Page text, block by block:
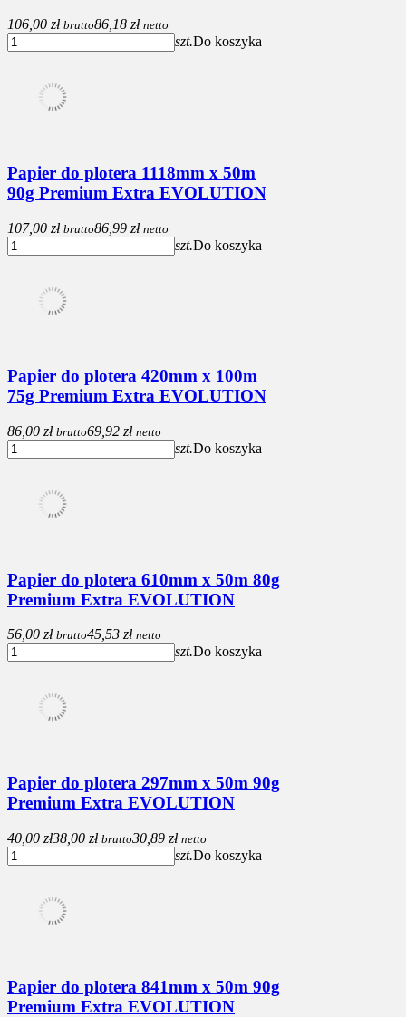
106,00 zł brutto86,18 zł netto
szt.Do koszyka
Papier do plotera 1118mm x 50m
90g Premium Extra EVOLUTION
107,00 zł brutto86,99 zł netto
szt.Do koszyka
Papier do plotera 420mm x 100m
75g Premium Extra EVOLUTION
86,00 zł brutto69,92 zł netto
szt.Do koszyka
Papier do plotera 610mm x 50m 80g
Premium Extra EVOLUTION
56,00 zł brutto45,53 zł netto
szt.Do koszyka
Papier do plotera 297mm x 50m 90g
Premium Extra EVOLUTION
40,00 zł38,00 zł brutto30,89 zł netto
szt.Do koszyka
Papier do plotera 841mm x 50m 90g
Premium Extra EVOLUTION